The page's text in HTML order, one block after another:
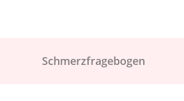
Schmerzfragebogen